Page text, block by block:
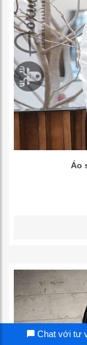
Áo
Chat với tư